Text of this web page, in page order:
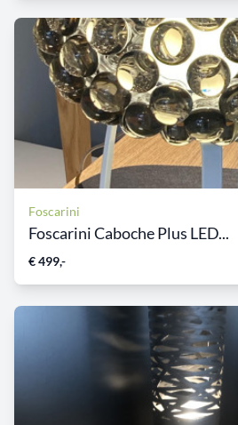
Foscarini
Foscarini Caboche Plus LED...
€ 499,-